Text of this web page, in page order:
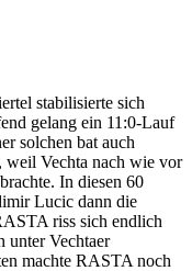
stabilisierte sich
gelang ein 11:0-Lauf
solchen bat auch
Vechta nach wie vor
In diesen 60
Lucic dann die
riss sich endlich
unter Vechtaer
machte RASTA noch